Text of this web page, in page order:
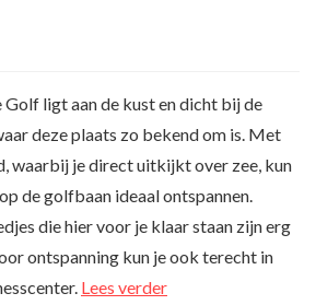
ligt aan de kust en dicht bij de
deze plaats zo bekend om is. Met
waarbij je direct uitkijkt over zee, kun
de golfbaan ideaal ontspannen.
die hier voor je klaar staan zijn erg
ontspanning kun je ook terecht in
Lees verder